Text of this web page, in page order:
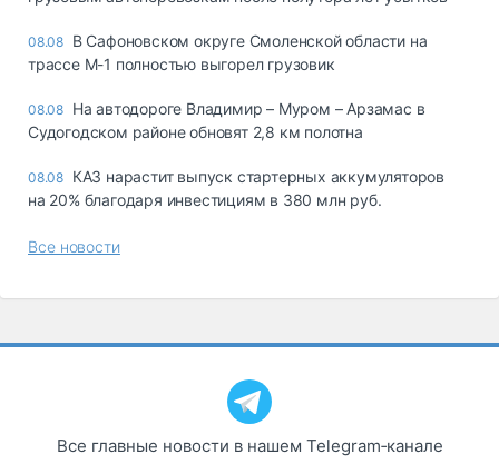
08.08 В Сафоновском округе Смоленской области на
трассе М-1 полностью выгорел грузовик
08.08 На автодороге Владимир – Муром – Арзамас в
Судогодском районе обновят 2,8 км полотна
08.08 КАЗ нарастит выпуск стартерных аккумуляторов
на 20% благодаря инвестициям в 380 млн руб.
Все новости
Все главные новости в нашем Telegram‑канале